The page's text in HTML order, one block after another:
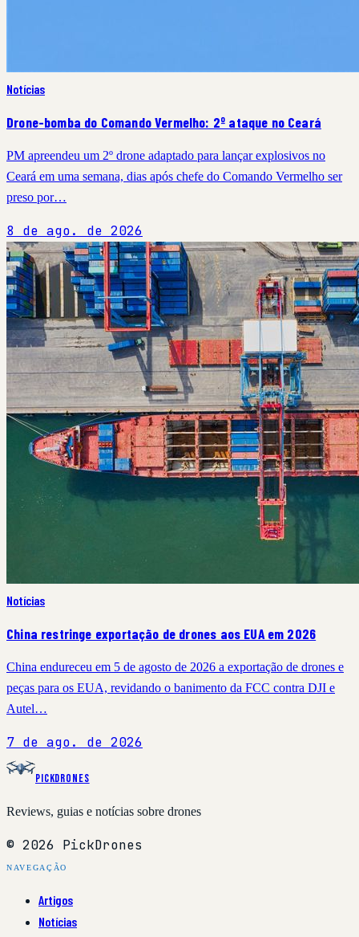
Notícias
Drone-bomba do Comando Vermelho: 2º ataque no Ceará
PM apreendeu um 2º drone adaptado para lançar explosivos no
Ceará em uma semana, dias após chefe do Comando Vermelho ser
preso por…
8 de ago. de 2026
Notícias
China restringe exportação de drones aos EUA em 2026
China endureceu em 5 de agosto de 2026 a exportação de drones e
peças para os EUA, revidando o banimento da FCC contra DJI e
Autel…
7 de ago. de 2026
PickDrones
Reviews, guias e notícias sobre drones
© 2026 PickDrones
NAVEGAÇÃO
Artigos
Notícias